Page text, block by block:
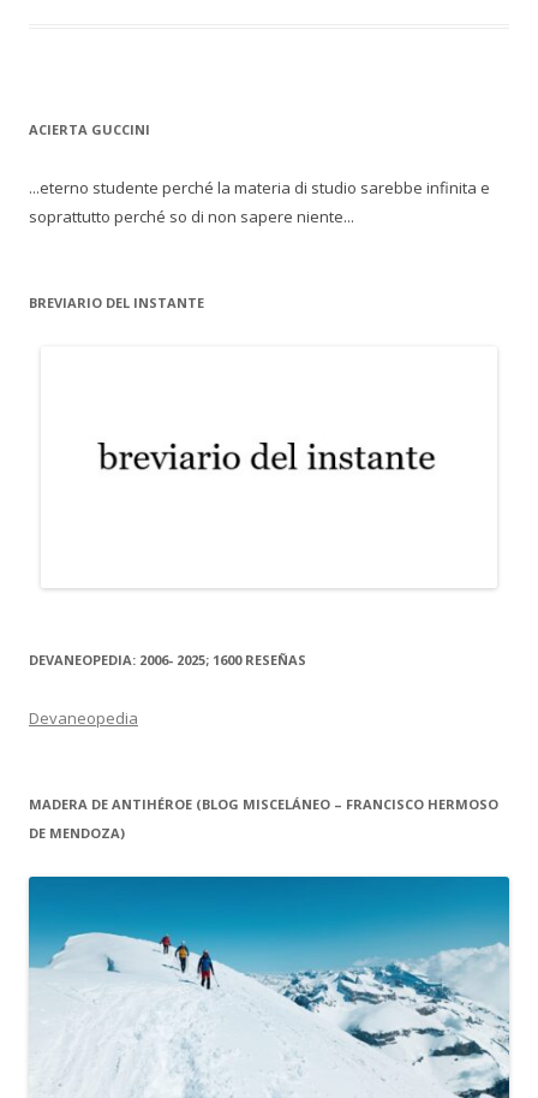
ACIERTA GUCCINI
...eterno studente perché la materia di studio sarebbe infinita e
soprattutto perché so di non sapere niente...
BREVIARIO DEL INSTANTE
DEVANEOPEDIA: 2006- 2025; 1600 RESEÑAS
Devaneopedia
MADERA DE ANTIHÉROE (BLOG MISCELÁNEO – FRANCISCO HERMOSO
DE MENDOZA)